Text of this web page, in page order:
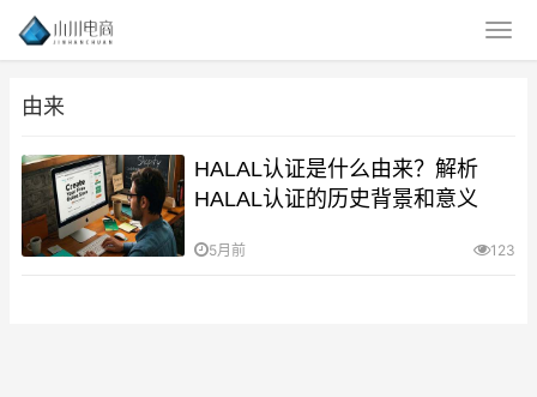
由来
HALAL认证是什么由来？解析
HALAL认证的历史背景和意义
5月前 123